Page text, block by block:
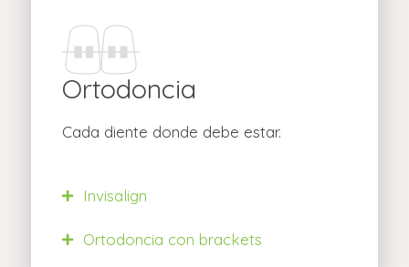
Ortodoncia
Cada diente donde debe estar.
Invisalign
Ortodoncia con brackets